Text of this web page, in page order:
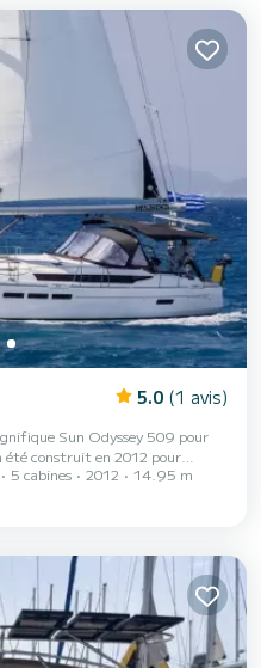
5.0 (1 avis)
Sun Odyssey 509 pour
été construit en 2012 pour
Le bateau dispose de 5 cabines
de 12 personnes. Avec une
Ce bateau est
5 cabines 2012 14.95 m